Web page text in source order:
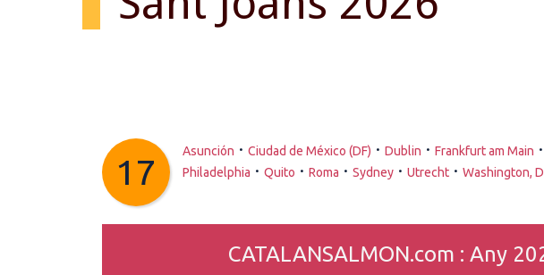
17
Asunción · Ciudad de México (DF) · Dublin · Frankfurt am Main ·
Philadelphia · Quito · Roma · Sydney · Utrecht · Washington,
CATALANSALMON.com : Any